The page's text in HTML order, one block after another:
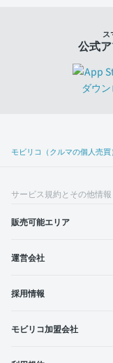
モビリコ（クルマの個人売買）
ス
公式
サービス規約とその他情報
販売可能エリア
運営会社
採用情報
モビリコ加盟会社